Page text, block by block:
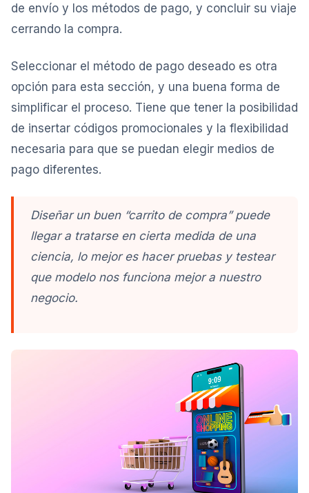
de envío y los métodos de pago, y concluir su viaje
cerrando la compra.
Seleccionar el método de pago deseado es otra
opción para esta sección, y una buena forma de
simplificar el proceso. Tiene que tener la posibilidad
de insertar códigos promocionales y la flexibilidad
necesaria para que se puedan elegir medios de
pago diferentes.
Diseñar un buen “carrito de compra” puede
llegar a tratarse en cierta medida de una
ciencia, lo mejor es hacer pruebas y testear
que modelo nos funciona mejor a nuestro
negocio.